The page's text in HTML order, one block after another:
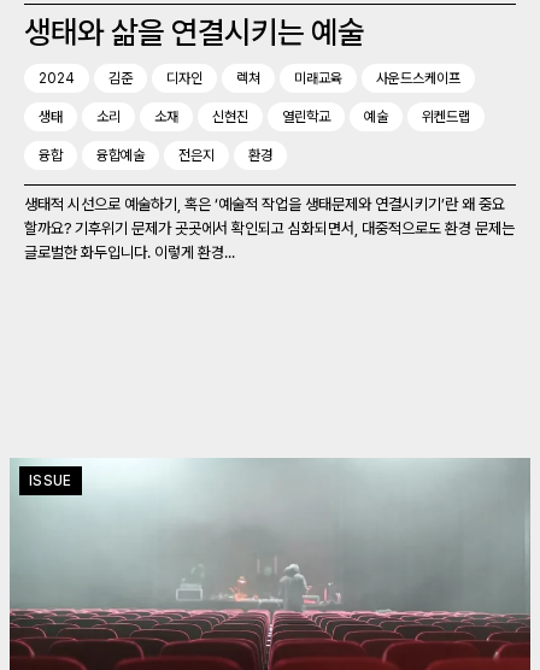
생태와 삶을 연결시키는 예술
2024 김준 디자인 렉쳐 미래교육 사운드스케이프
생태 소리 소재 신현진 열린학교 예술 위켄드랩
융합 융합예술 전은지 환경
생태적 시선으로 예술하기, 혹은 ‘예술적 작업을 생태문제와 연결시키기’란 왜 중요
할까요? 기후위기 문제가 곳곳에서 확인되고 심화되면서, 대중적으로도 환경 문제는
글로벌한 화두입니다. 이렇게 환경...
ISSUE